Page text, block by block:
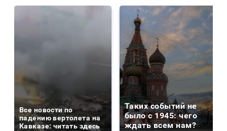
Все новости по
падению вертолета на
Кавказе: читать здесь
Таких событий не
было с 1945: чего
ждать всем нам?